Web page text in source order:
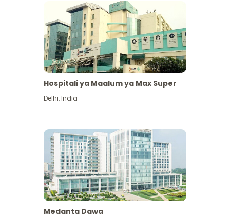
Hospitali ya Maalum ya Max Super
Delhi,India
Medanta Dawa